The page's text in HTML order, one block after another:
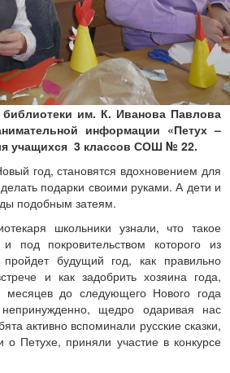
библиотеки им. К. Иванова Павлова
информации «Петух –
учащихся 3 классов СОШ № 22.
год, становятся вдохновением для
подарки своими руками. А дети и
подобным затеям.
школьники узнали, что такое
под покровительством которого из
будущий год, как правильно
и как задобрить хозяина года,
месяцев до следующего Нового года
щедро одаривая нас
активно вспоминали русские сказки,
о Петухе, приняли участие в конкурсе